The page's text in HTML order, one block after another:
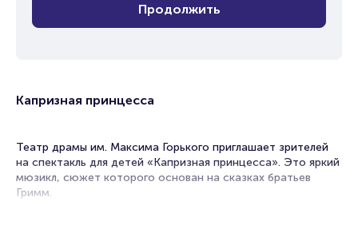
Продолжить
Капризная принцесса
Театр драмы им. Максима Горького приглашает зрителей
на спектакль для детей «Капризная принцесса». Это яркий
мюзикл, сюжет которого основан на сказках братьев
Гримм.